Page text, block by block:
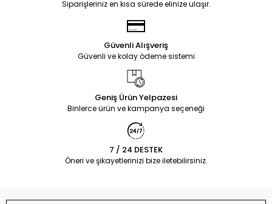
Siparişleriniz en kısa sürede elinize ulaşır.
Güvenli Alışveriş
Güvenli ve kolay ödeme sistemi
Geniş Ürün Yelpazesi
Binlerce ürün ve kampanya seçeneği
7 / 24 DESTEK
Öneri ve şikayetlerinizi bize iletebilirsiniz.